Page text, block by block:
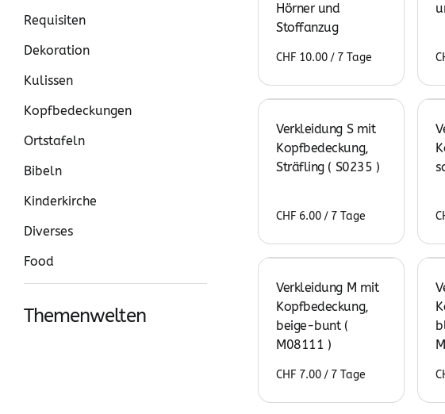
Requisiten
Dekoration
Kulissen
Kopfbedeckungen
Ortstafeln
Bibeln
Kinderkirche
Diverses
Food
Themenwelten
Hörner und
Stoffanzug
/
Verkleidung S mit
Kopfbedeckung,
Sträfling ( S0235 )
/
Verkleidung M mit
Kopfbedeckung,
beige-bunt (
M08111 )
/